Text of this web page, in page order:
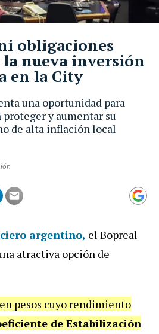
una oportunidad para
proteger y aumentar su
de alta inflación local
obligaciones
nueva inversión
en la City
argentino, el Bopreal
atractiva opción de
pesos cuyo rendimiento
de Estabilización